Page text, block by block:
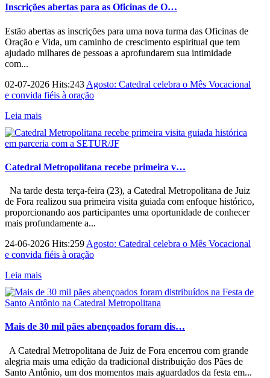
Inscrições abertas para as Oficinas de O…
Estão abertas as inscrições para uma nova turma das Oficinas de
Oração e Vida, um caminho de crescimento espiritual que tem
ajudado milhares de pessoas a aprofundarem sua intimidade
com...
02-07-2026 Hits:243 Agosto: Catedral celebra o Mês Vocacional
e convida fiéis à oração
Leia mais
Catedral Metropolitana recebe primeira v…
Na tarde desta terça-feira (23), a Catedral Metropolitana de Juiz
de Fora realizou sua primeira visita guiada com enfoque histórico,
proporcionando aos participantes uma oportunidade de conhecer
mais profundamente a...
24-06-2026 Hits:259 Agosto: Catedral celebra o Mês Vocacional
e convida fiéis à oração
Leia mais
Mais de 30 mil pães abençoados foram dis…
A Catedral Metropolitana de Juiz de Fora encerrou com grande
alegria mais uma edição da tradicional distribuição dos Pães de
Santo Antônio, um dos momentos mais aguardados da festa em...